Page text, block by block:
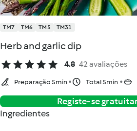
TM7 TM6 TM5 TM31
Herb and garlic dip
4.8 42 avaliações
Preparação 5min Total 5min
Registe-se
Ingredientes